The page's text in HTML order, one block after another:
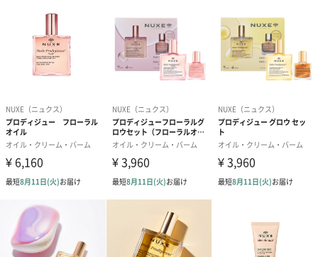
いいただけるマルチ美容ドライオイル。
大切な方へのギフトにも、世代やジェンダーを問わず喜んでいた
だけるセットです。
大人気のプロディジュー オイル（50mL）にプロディジュー オイ
ル ミニ(10mL）がついたスペシャルセットがクリスマスに期間限
定発売。
シュッと片手で使え、サラッとべたつかず、顔・体・髪にマルチ
に使える美容オイルです。さまざまなギフトにもぴったりのアイ
テムです。